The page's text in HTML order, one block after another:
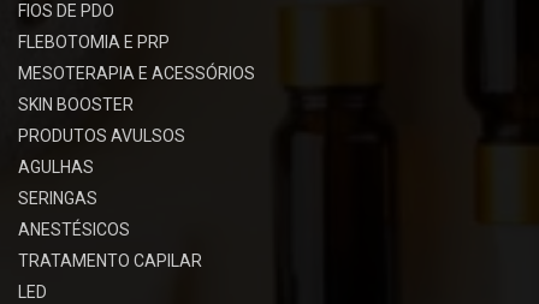
FIOS DE PDO
FLEBOTOMIA E PRP
MESOTERAPIA E ACESSÓRIOS
SKIN BOOSTER
PRODUTOS AVULSOS
AGULHAS
SERINGAS
ANESTÉSICOS
TRATAMENTO CAPILAR
LED